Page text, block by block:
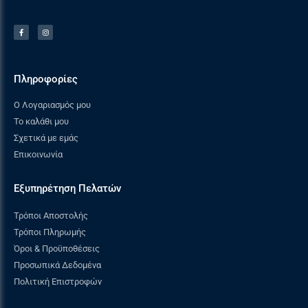
Συμβατή με τη σειρά Kamado Big Joe και
κάρβουνου 62cm.
Πληροφορίες
Ο Λογαριασμός μου
Το καλάθι μου
Σχετικά με εμάς
Επικοινωνία
Εξυπηρέτηση Πελατών
Τρόποι Αποστολής
Τρόποι Πληρωμής
Όροι & Προϋποθέσεις
Προσωπικά Δεδομένα
Πολιτική Επιστροφών